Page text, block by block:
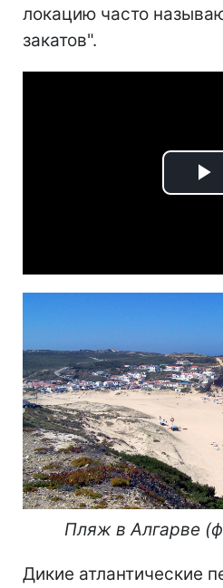
локацию часто
закатов".
Пляж в Алгарве
Дикие атлантические